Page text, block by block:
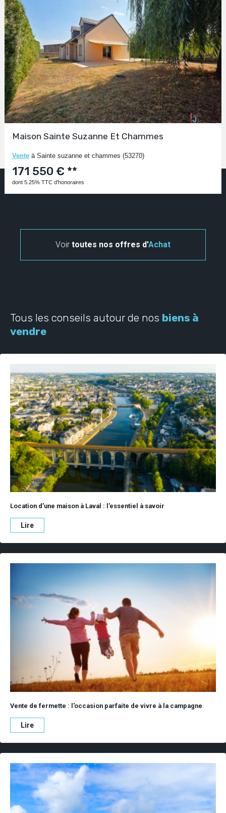
Maison Sainte Suzanne Et Chammes
Venteà Sainte suzanne et chammes (53270)
171 550 € **
dont 5.25% TTC d'honoraires
Voir toutes nos offres d'Achat
Tous les conseils autour de nos biens à
vendre
Location d’une maison à Laval : l’essentiel à savoir
Lire
Vente de fermette : l'occasion parfaite de vivre à la campagne
Lire